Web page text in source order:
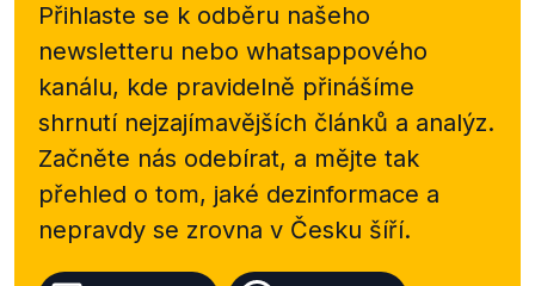
Přihlaste se k odběru našeho
newsletteru nebo whatsappového
kanálu, kde pravidelně přinášíme
shrnutí nejzajímavějších článků a analýz.
Začněte nás odebírat, a mějte tak
přehled o tom, jaké dezinformace a
nepravdy se zrovna v Česku šíří.